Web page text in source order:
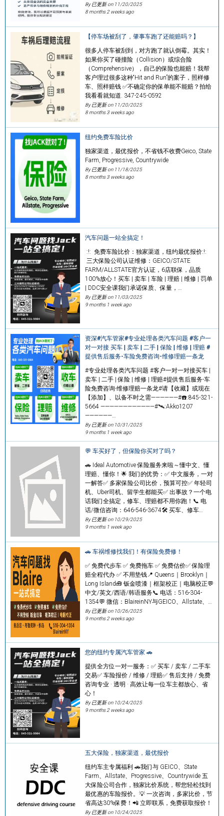
By 已更新 on 11/20/2025
8 months 2 weeks ago
【停车场被刮了，肇事车跑了还能赔吗？】
很多人停车被刮到，对方跑了就认倒霉。其实！
如果你买了碰撞险（Collision）或综合险
（Comprehensive），自己的保险也能赔！我帮
客户理过很多这种“Hit and Run”的案子，照样修
车、照样赔钱 ✅不确定你的保单能不能赔？拍给
我看看就知道. 347-245-0592
By 已更新 on 11/20/2025
8 months 3 weeks ago
纽约免费车险比价
独家渠道，最优报价，不省钱不收费Geico, State
Farm, Progressive, Countrywide
By 已更新 on 11/18/2025
8 months 3 weeks ago
汽车问题一站全搞定！
:!: 免费车险比价：独家渠道，纽约最优报价:!:
三大保险公司认证维修：GEICO/STATE
FARM/ALLSTATE官方认证，6店联保，品质
100%放心！买车 | 卖车 | 车险 | 理赔 | 维修 | 罚单
| DDC安全课我们承诺保质、保量，…
By 已更新 on 11/03/2025
9 months 1 week ago
资深#汽车管家#专业处理各类汽车问题 #客户一
对一对接 买车 | 卖车 | 二手 | 保险 | 维修 | 理赔 #
提供售后服务-车险免费咨询-维修理赔一条龙
#专业处理各类汽车问题 #客户一对一对接买车 |
卖车 | 二手 | 保险 | 维修 | 理赔#提供售后服务-车
险免费咨询-维修理赔一条龙#请【收藏】或现在
【添加】、以备不时之需——————#☎️:845-321-
5664 ————————————#🛰️:Akko1207
——————…
By 已更新 on 10/31/2025
9 months 1 week ago
💬 车买好了，但保险你买对了吗？
🚗 Ideal Automotive 保险服务来啦～懂中文、懂
理赔、懂你！🌟 我们的优势：✅ 中文服务，一对
一解答✅ 多家保险公司比价，预算可控✅ 年轻司
机、Uber司机、留学生都能买✅ 出事故？一个电
话我们全搞定，修车、理赔都不用你跑！📞 电
话/微信咨询：646-546-3674🛠️ 买车、修车…
By 已更新 on 10/29/2025
9 months 1 week ago
🚗 车祸维修找我们！有保险免费修！
✅ 免费代步车 ✅ 免费拖车 ✅ 免费估价✅ 保险理
赔全程代办 ✅ 不用垫钱📍 Queens｜Brooklyn｜
Long Island🧰 钣金喷漆｜框架校正｜电脑校正💬
中文/英文/西语/韩语服务📞 电话：516-304-
1354💬 微信：BlaireinNY与GEICO、Allstate、…
By 已更新 on 10/26/2025
9 months 2 weeks ago
您的纽约专属汽车管家 🚗
提供全方位一对一服务：✅ 买车 / 卖车 / 二手车
交易✅ 车险报价 / 维修 / 理赔✅ 售后支持 / 免费
咨询专业 · 透明 · 高效让每一位车主都放心、省
心！
By 已更新 on 10/24/2025
9 months 2 weeks ago
五大保险，独家渠道，最优报价
纽约车主专属福利 🚗我们与 GEICO、State
Farm、Allstate、Progressive、Countrywide 五
大保险公司合作，独家比价系统，帮您轻松找到
最优惠的车险报价。💡 一次咨询，多家比价，节
省高达30%保费！📲 立即联系，免费获取报价！
By 已更新 on 10/24/2025